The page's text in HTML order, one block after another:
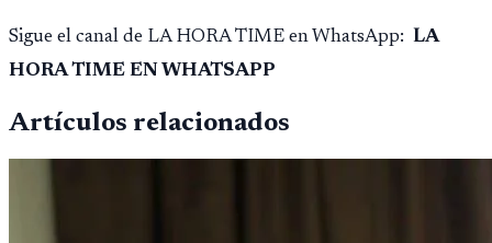
Sigue el canal de LA HORA TIME en WhatsApp: LA
HORA TIME EN WHATSAPP
Artículos relacionados